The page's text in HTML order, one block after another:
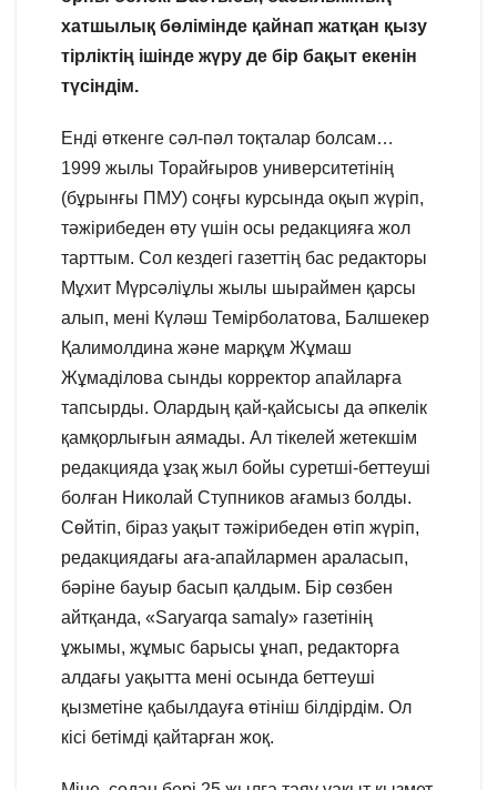
хатшылық бөлімінде қайнап жатқан қызу
тірліктің ішінде жүру де бір бақыт екенін
түсіндім.
Енді өткенге сәл-пәл тоқталар болсам…
1999 жылы Торайғыров университетінің
(бұрынғы ПМУ) соңғы курсында оқып жүріп,
тәжірибеден өту үшін осы редакцияға жол
тарттым. Сол кездегі газеттің бас редакторы
Мұхит Мүрсәліұлы жылы шыраймен қарсы
алып, мені Күләш Темірболатова, Балшекер
Қалимолдина және марқұм Жұмаш
Жұмаділова сынды корректор апайларға
тапсырды. Олардың қай-қайсысы да әпкелік
қамқорлығын аямады. Ал тікелей жетекшім
редакцияда ұзақ жыл бойы суретші-беттеуші
болған Николай Ступников ағамыз болды.
Сөйтіп, біраз уақыт тәжірибеден өтіп жүріп,
редакциядағы аға-апайлармен араласып,
бәріне бауыр басып қалдым. Бір сөзбен
айтқанда, «Saryarqa samаly» газетінің
ұжымы, жұмыс барысы ұнап, редакторға
алдағы уақытта мені осында беттеуші
қызметіне қабылдауға өтініш білдірдім. Ол
кісі бетімді қайтарған жоқ.